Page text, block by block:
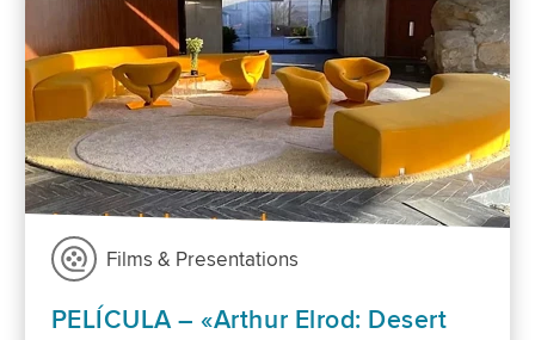
Films & Presentations
PELÍCULA – «Arthur Elrod: Desert